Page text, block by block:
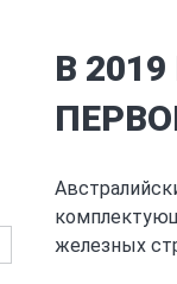
В
железных